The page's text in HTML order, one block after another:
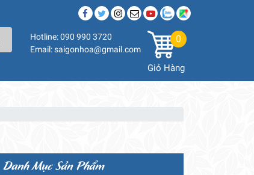
Hotline: 090 990 3720
Email: saigonhoa@gmail.com
0
Giỏ Hàng
Danh Mục Sản Phẩm